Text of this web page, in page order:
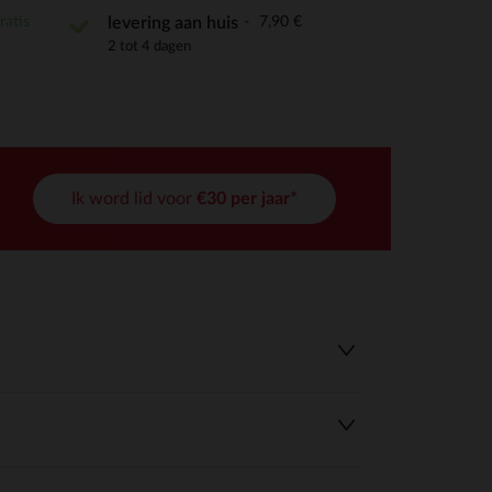
aan te passen en te beheren, en zorgt ervoor dat aan
levering aan huis 7,90 €
2 tot 4 dagen
Ik word lid voor €30 per jaar*